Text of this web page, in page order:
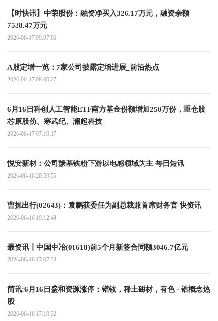
【时快讯】中荣股份：融资净买入326.17万元，融资余额
7538.47万元
2026-06-17 09:07:06
A股定增一览：7家公司披露定增进展_前沿热点
2026-06-17 08:00:27
6月16日科创人工智能ETF南方基金份额增加250万份，重仓股
芯原股份、寒武纪、澜起科技
2026-06-17 07:10:17
悦安新材：公司羰基铁粉下游以电感领域为主 每日短讯
2026-06-16 20:59:55
曹操出行(02643)：袁鹏获委任为副总裁兼首席财务官 快资讯
2026-06-16 19:12:48
最资讯丨中国中冶(01618)前5个月新签合同额3046.7亿元
2026-06-16 17:07:29
简讯:6月16日盛和资源涨停：镨钕，稀土磁材，有色 · 锆概念热
股
2026-06-16 17:10:32